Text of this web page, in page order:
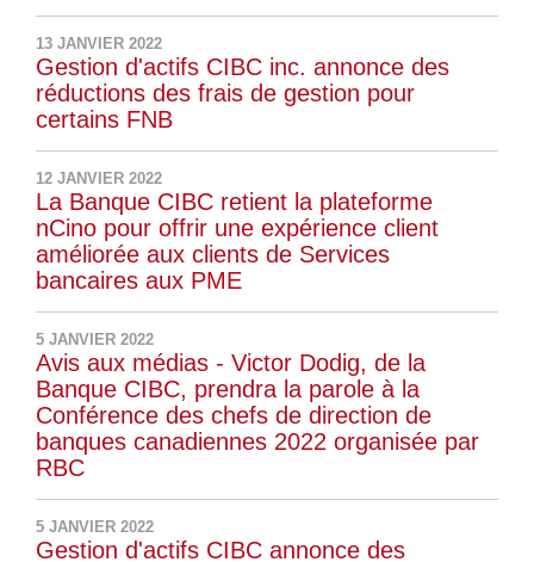
13 JANVIER 2022
Gestion d'actifs CIBC inc. annonce des
réductions des frais de gestion pour
certains FNB
12 JANVIER 2022
La Banque CIBC retient la plateforme
nCino pour offrir une expérience client
améliorée aux clients de Services
bancaires aux PME
5 JANVIER 2022
Avis aux médias - Victor Dodig, de la
Banque CIBC, prendra la parole à la
Conférence des chefs de direction de
banques canadiennes 2022 organisée par
RBC
5 JANVIER 2022
Gestion d'actifs CIBC annonce des